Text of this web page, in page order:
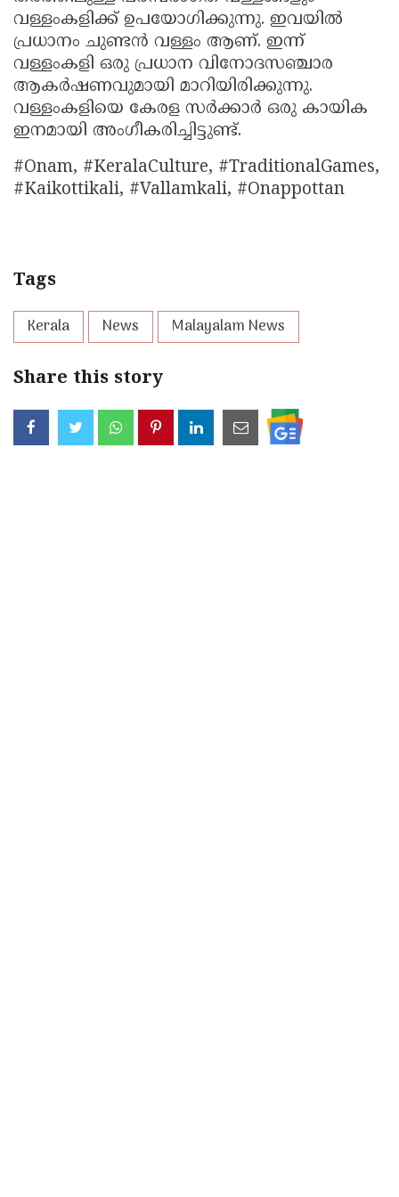
വള്ളംകളിക്ക് ഉപയോഗിക്കുന്നു. ഇവയില്‍
പ്രധാനം ചുണ്ടന്‍ വള്ളം ആണ്. ഇന്ന്
വള്ളംകളി ഒരു പ്രധാന വിനോദസഞ്ചാര
ആകര്‍ഷണവുമായി മാറിയിരിക്കുന്നു.
വള്ളംകളിയെ കേരള സര്‍ക്കാര്‍ ഒരു കായിക
ഇനമായി അംഗീകരിച്ചിട്ടുണ്ട്.
#Onam, #KeralaCulture, #TraditionalGames,
#Kaikottikali, #Vallamkali, #Onappottan
Tags
Kerala News Malayalam News
Share this story